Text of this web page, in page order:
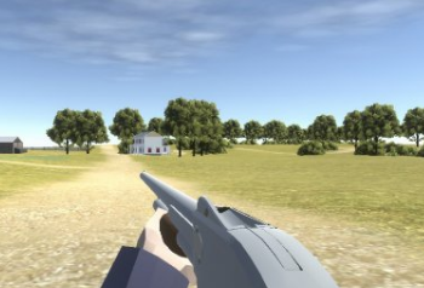
KINGDOM COME: